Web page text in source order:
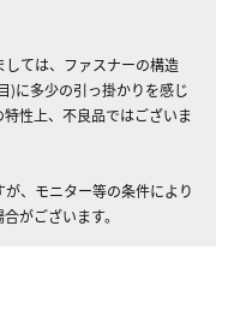
しては、ファスナーの構造
)に多少の引っ掛かりを感じ
性上、不良品ではございま
、モニター等の条件により
がございます。